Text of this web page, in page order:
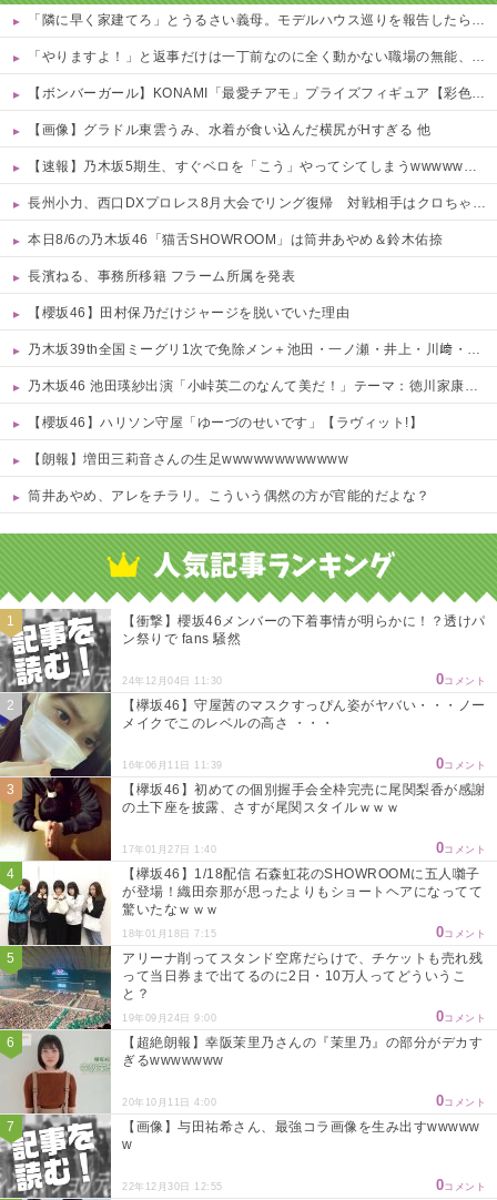
「隣に早く家建てろ」とうるさい義母。モデルハウス巡りを報告したら「草刈り誰がするのw」と煽ってきたので…旦那が放った「一言」に義母オロオロｗｗ←嫌味を逆手にとった神対応すぎる
「やりますよ！」と返事だけは一丁前なのに全く動かない職場の無能、催促しても放置→引き取ろうとすると「申し訳ないからやる」と拒否…やる気ないなら引き受けるなよ・・・
【ボンバーガール】KONAMI「最愛チアモ」プライズフィギュア【彩色原型公開】
【画像】グラドル東雲うみ、水着が食い込んだ横尻がHすぎる 他
【速報】乃木坂5期生、すぐベロを「こう」やってシてしまうwwwwww 他
長州小力、西口DXプロレス8月大会でリング復帰 対戦相手はクロちゃん 他
本日8/6の乃木坂46「猫舌SHOWROOM」は筒井あやめ＆鈴木佑捺
長濱ねる、事務所移籍 フラーム所属を発表
【櫻坂46】田村保乃だけジャージを脱いでいた理由
乃木坂39th全国ミーグリ1次で免除メン＋池田・一ノ瀬・井上・川﨑・菅原・中西が全完売
乃木坂46 池田瑛紗出演「小峠英二のなんて美だ！」テーマ：徳川家康【2025.8.5 24:00〜 TOKYO MX】
【櫻坂46】ハリソン守屋「ゆーづのせいです」【ラヴィット!】
【朗報】増田三莉音さんの生足wwwwwwwwwwww
筒井あやめ、アレをチラリ。こういう偶然の方が官能的だよな？
【衝撃】櫻坂46メンバーの下着事情が明らかに！？透けパ
ン祭りで fans 騒然
24年12月04日 11:30 0コメント
【欅坂46】守屋茜のマスクすっぴん姿がヤバい・・・ノー
メイクでこのレベルの高さ ・・・
16年06月11日 11:39 0コメント
【欅坂46】初めての個別握手会全枠完売に尾関梨香が感謝
の土下座を披露、さすが尾関スタイルｗｗｗ
17年01月27日 1:40 0コメント
【欅坂46】1/18配信 石森虹花のSHOWROOMに五人囃子
が登場！織田奈那が思ったよりもショートヘアになってて
驚いたなｗｗｗ
18年01月18日 7:15 0コメント
アリーナ削ってスタンド空席だらけで、チケットも売れ残
って当日券まで出てるのに2日・10万人ってどういうこ
と？
19年09月24日 9:00 0コメント
【超絶朗報】幸阪茉里乃さんの『茉里乃』の部分がデカす
ぎるwwwwwww
20年10月11日 4:00 0コメント
【画像】与田祐希さん、最強コラ画像を生み出すwwwww
w
22年12月30日 12:55 0コメント